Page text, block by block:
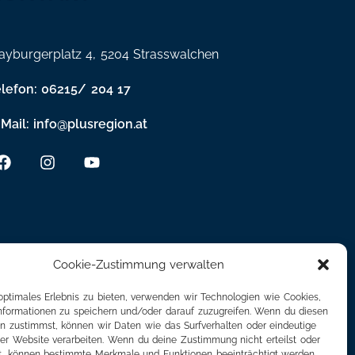
Cookie-Zustimmung verwalten
Erlebnis zu bieten, verwenden wir Technologien wie Cookies,
zu speichern und/oder darauf zuzugreifen. Wenn du diesen
zustimmst, können wir Daten wie das Surfverhalten oder eindeutige
Website verarbeiten. Wenn du deine Zustimmung nicht erteilst oder
4, 5204 Strasswalchen
06215/ 204 17
info@plusregion.at